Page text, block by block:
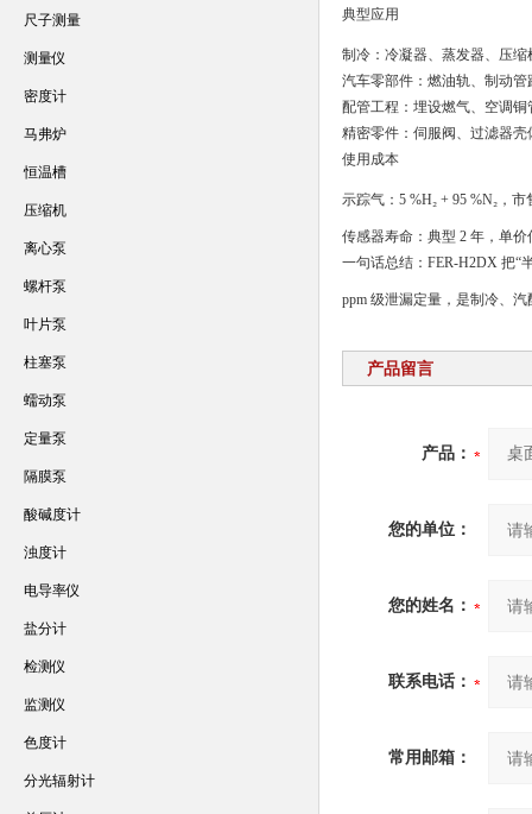
典型应用
制冷：冷凝器、蒸发器、压缩
汽车零部件：燃油轨、制动
配管工程：埋设燃气、空调
精密零件：伺服阀、过滤器
使用成本
示踪气：5 %H₂ + 95 %N₂，
传感器寿命：典型 2 年，单
一句话总结：FER-H2DX 把“
ppm 级泄漏定量，是制冷、
产品留言
产品：
您的单位：
您的姓名：
联系电话：
常用邮箱：
尺子测量
测量仪
密度计
马弗炉
恒温槽
压缩机
离心泵
螺杆泵
叶片泵
柱塞泵
蠕动泵
定量泵
隔膜泵
酸碱度计
浊度计
电导率仪
盐分计
检测仪
监测仪
色度计
分光辐射计